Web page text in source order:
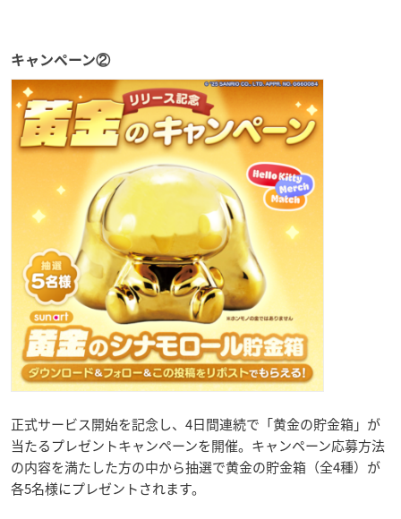
キャンペーン②
正式サービス開始を記念し、4日間連続で「黄金の貯金箱」が
当たるプレゼントキャンペーンを開催。キャンペーン応募方法
の内容を満たした方の中から抽選で黄金の貯金箱（全4種）が
各5名様にプレゼントされます。